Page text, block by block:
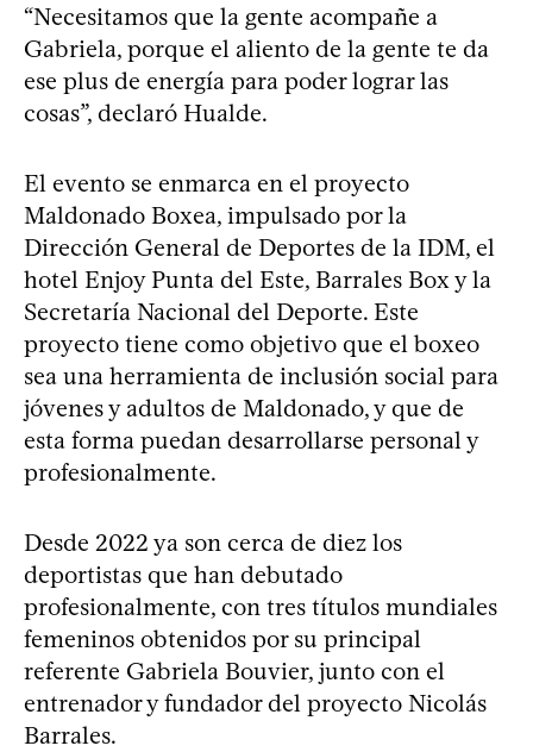
“Necesitamos que la gente acompañe a
Gabriela, porque el aliento de la gente te da
ese plus de energía para poder lograr las
cosas”, declaró Hualde.
El evento se enmarca en el proyecto
Maldonado Boxea, impulsado por la
Dirección General de Deportes de la IDM, el
hotel Enjoy Punta del Este, Barrales Box y la
Secretaría Nacional del Deporte. Este
proyecto tiene como objetivo que el boxeo
sea una herramienta de inclusión social para
jóvenes y adultos de Maldonado, y que de
esta forma puedan desarrollarse personal y
profesionalmente.
Desde 2022 ya son cerca de diez los
deportistas que han debutado
profesionalmente, con tres títulos mundiales
femeninos obtenidos por su principal
referente Gabriela Bouvier, junto con el
entrenador y fundador del proyecto Nicolás
Barrales.